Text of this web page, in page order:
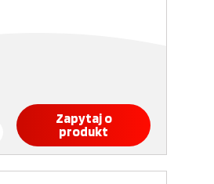
Zapytaj o
produkt